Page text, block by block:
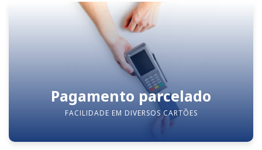
Pagamento parcelado
FACILIDADE EM DIVERSOS CARTÕES